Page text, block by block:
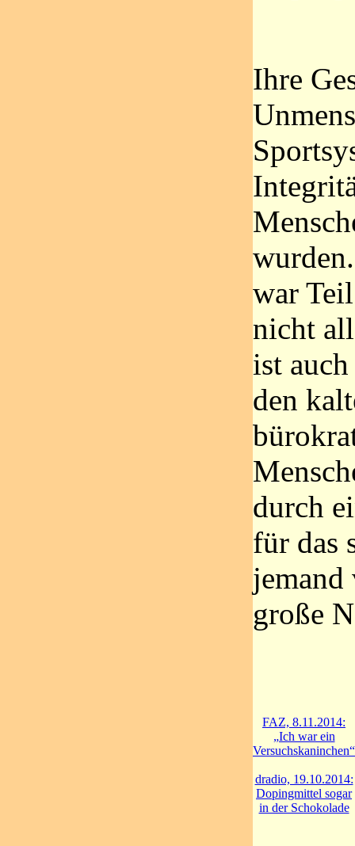
Ihre
war
nicht
ist
den
durch
für das
große
FAZ, 8.11.2014:
„Ich war ein
Versuchskaninchen“
dradio, 19.10.2014:
Dopingmittel sogar
in der Schokolade